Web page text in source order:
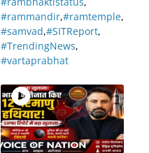
#rammandir,#ramtemple,
#samvad,#SITReport,
#TrendingNews,
#vartaprabhat